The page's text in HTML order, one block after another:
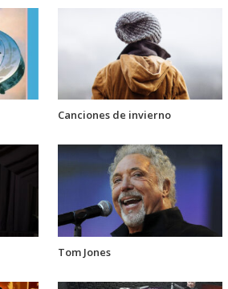
Canciones de invierno
Tom Jones